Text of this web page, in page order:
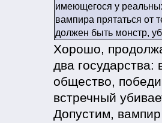
имеющегося у
вампира прятаться от
должен быть монстр,
Хорошо,
два государства:
общество,
встречный
Допустим,